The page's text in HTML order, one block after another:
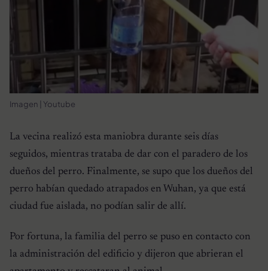
Imagen | Youtube
La vecina realizó esta maniobra durante seis días
seguidos, mientras trataba de dar con el paradero de los
dueños del perro. Finalmente, se supo que los dueños del
perro habían quedado atrapados en Wuhan, ya que está
ciudad fue aislada, no podían salir de allí.
Por fortuna, la familia del perro se puso en contacto con
la administración del edificio y dijeron que abrieran el